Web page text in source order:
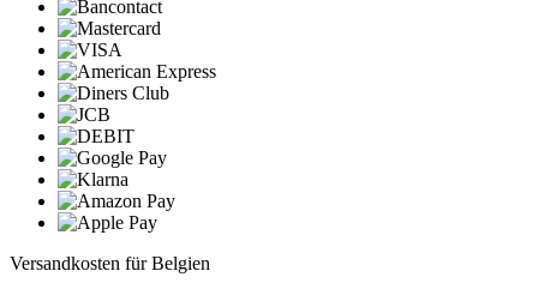
Versandkosten für Belgien